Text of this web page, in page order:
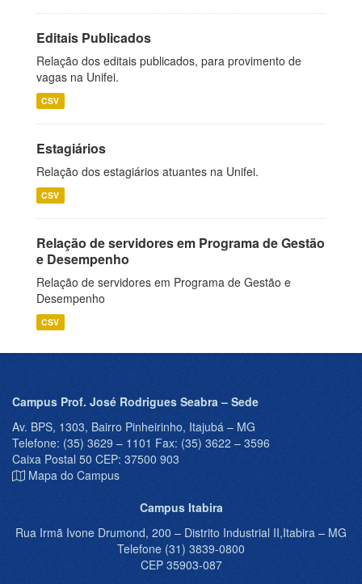
Editais Publicados
Relação dos editais publicados, para provimento de
vagas na Unifei.
CSV
Estagiários
Relação dos estagiários atuantes na Unifei.
CSV
Relação de servidores em Programa de Gestão
e Desempenho
Relação de servidores em Programa de Gestão e
Desempenho
CSV
Campus Prof. José Rodrigues Seabra – Sede
Av. BPS, 1303, Bairro Pinheirinho, Itajubá – MG
Telefone: (35) 3629 – 1101 Fax: (35) 3622 – 3596
Caixa Postal 50 CEP: 37500 903
Mapa do Campus
Campus Itabira
Rua Irmã Ivone Drumond, 200 – Distrito Industrial II,Itabira – MG
Telefone (31) 3839-0800
CEP 35903-087